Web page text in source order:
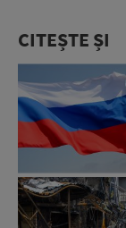
CITEȘTE ȘI